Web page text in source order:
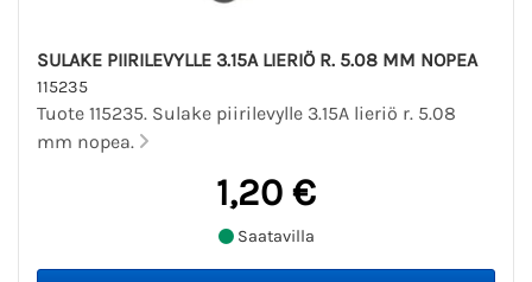
SULAKE PIIRILEVYLLE 3.15A LIERIÖ R. 5.08 MM NOPEA
115235
Tuote 115235. Sulake piirilevylle 3.15A lieriö r. 5.08
mm nopea.
1,20 €
Saatavilla